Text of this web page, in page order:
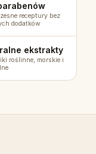
receptury bez
dodatków
ekstrakty
roślinne, morskie i